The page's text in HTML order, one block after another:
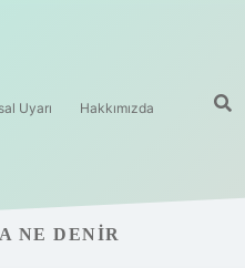
Uyarı Hakkımızda
NE DENIR